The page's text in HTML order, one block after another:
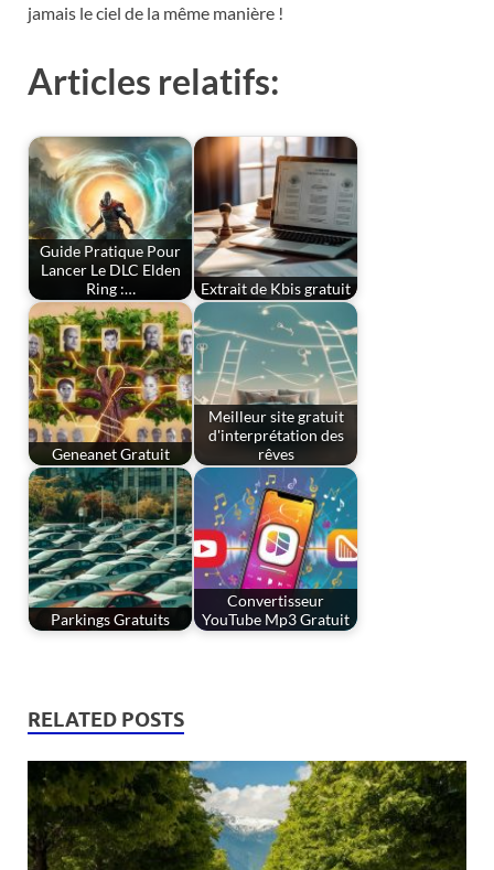
jamais le ciel de la même manière !
Articles relatifs:
Guide Pratique Pour
Lancer Le DLC Elden
Ring :…
Extrait de Kbis gratuit
Geneanet Gratuit
Meilleur site gratuit
d'interprétation des
rêves
Parkings Gratuits
Convertisseur
YouTube Mp3 Gratuit
RELATED POSTS